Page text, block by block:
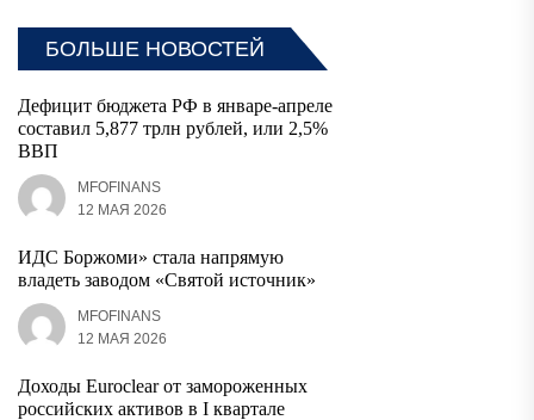
БОЛЬШЕ НОВОСТЕЙ
Дефицит бюджета РФ в январе-апреле
составил 5,877 трлн рублей, или 2,5%
ВВП
MFOFINANS
12 МАЯ 2026
ИДС Боржоми» стала напрямую
владеть заводом «Святой источник»
MFOFINANS
12 МАЯ 2026
Доходы Euroclear от замороженных
российских активов в I квартале